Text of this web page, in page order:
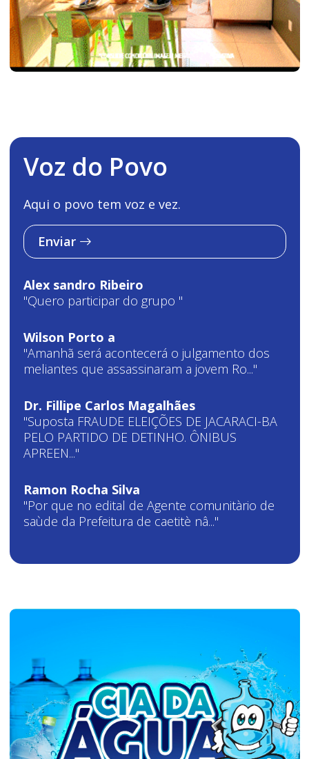
Voz do Povo
Aqui o povo tem voz e vez.
Enviar
Alex sandro Ribeiro
"Quero participar do grupo "
Wilson Porto a
"Amanhã será acontecerá o julgamento dos
meliantes que assassinaram a jovem Ro..."
Dr. Fillipe Carlos Magalhães
"Suposta FRAUDE ELEIÇÕES DE JACARACI-BA
PELO PARTIDO DE DETINHO. ÔNIBUS
APREEN..."
Ramon Rocha Silva
"Por que no edital de Agente comunitàrio de
saùde da Prefeitura de caetitè nâ..."